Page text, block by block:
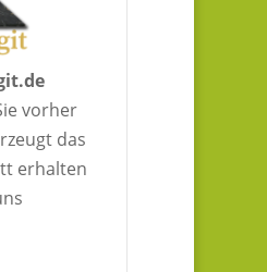
vorher
das
erhalten